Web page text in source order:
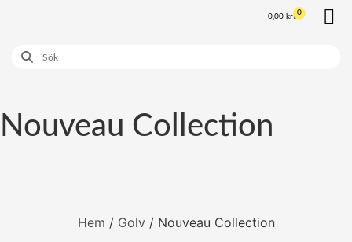
0,00 kr 0
Nouveau Collection
Hem / Golv/ Nouveau Collection